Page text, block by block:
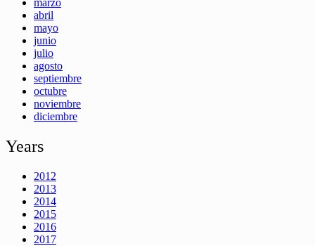
abril
mayo
junio
julio
agosto
septiembre
octubre
noviembre
diciembre
Years
2012
2013
2014
2015
2016
2017